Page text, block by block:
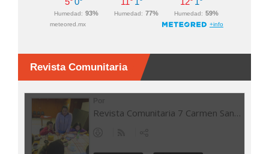
Revista Comunitaria